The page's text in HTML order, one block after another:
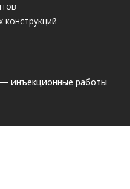
конструкций
инъекционные работы